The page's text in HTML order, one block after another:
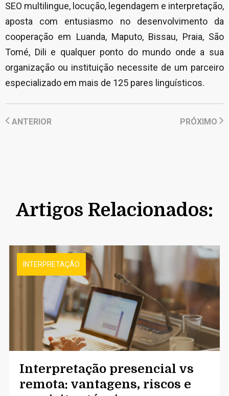
SEO multilingue, locução, legendagem e interpretação,
aposta com entusiasmo no desenvolvimento da
cooperação em Luanda, Maputo, Bissau, Praia, São
Tomé, Dili e qualquer ponto do mundo onde a sua
organização ou instituição necessite de um parceiro
especializado em mais de 125 pares linguísticos.
ANTERIOR PRÓXIMO
Artigos Relacionados:
INTERPRETAÇÃO
Interpretação presencial vs
remota: vantagens, riscos e